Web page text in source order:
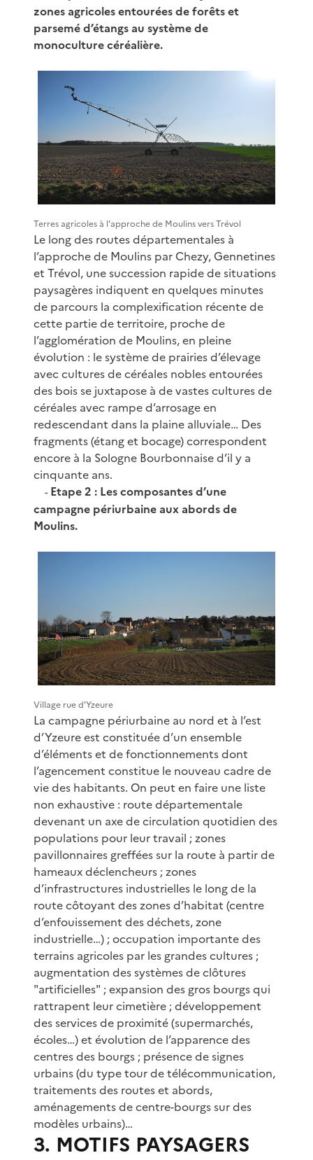
zones agricoles entourées de forêts et
parsemé d’étangs au système de
monoculture céréalière.
Terres agricoles à l'approche de Moulins vers Trévol
Le long des routes départementales à
l’approche de Moulins par Chezy, Gennetines
et Trévol, une succession rapide de situations
paysagères indiquent en quelques minutes
de parcours la complexification récente de
cette partie de territoire, proche de
l’agglomération de Moulins, en pleine
évolution : le système de prairies d’élevage
avec cultures de céréales nobles entourées
des bois se juxtapose à de vastes cultures de
céréales avec rampe d’arrosage en
redescendant dans la plaine alluviale… Des
fragments (étang et bocage) correspondent
encore à la Sologne Bourbonnaise d’il y a
cinquante ans.
- Etape 2 : Les composantes d’une
campagne périurbaine aux abords de
Moulins.
Village rue d'Yzeure
La campagne périurbaine au nord et à l’est
d’Yzeure est constituée d’un ensemble
d’éléments et de fonctionnements dont
l’agencement constitue le nouveau cadre de
vie des habitants. On peut en faire une liste
non exhaustive : route départementale
devenant un axe de circulation quotidien des
populations pour leur travail ; zones
pavillonnaires greffées sur la route à partir de
hameaux déclencheurs ; zones
d’infrastructures industrielles le long de la
route côtoyant des zones d’habitat (centre
d’enfouissement des déchets, zone
industrielle…) ; occupation importante des
terrains agricoles par les grandes cultures ;
augmentation des systèmes de clôtures
"artificielles" ; expansion des gros bourgs qui
rattrapent leur cimetière ; développement
des services de proximité (supermarchés,
écoles…) et évolution de l’apparence des
centres des bourgs ; présence de signes
urbains (du type tour de télécommunication,
traitements des routes et abords,
aménagements de centre-bourgs sur des
modèles urbains)…
3. MOTIFS PAYSAGERS